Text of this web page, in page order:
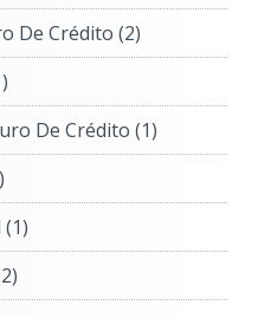
De Crédito(2)
De Crédito(1)
(1)